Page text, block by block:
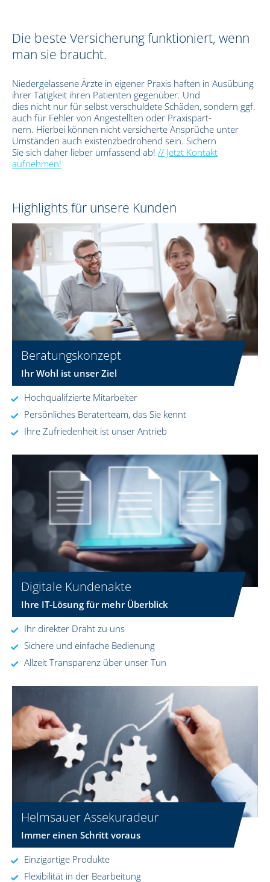
Die beste Versicherung funktioniert, wenn
man sie braucht.
Niedergelassene Ärzte in eigener Praxis haften in Ausübung
ihrer Tätigkeit ihren Patienten gegenüber. Und
dies nicht nur für selbst verschuldete Schäden, sondern ggf.
auch für Fehler von Angestellten oder Praxispart-
nern. Hierbei können nicht versicherte Ansprüche unter
Umständen auch existenzbedrohend sein. Sichern
Sie sich daher lieber umfassend ab! // Jetzt Kontakt
aufnehmen!
Highlights für unsere Kunden
Beratungskonzept
Ihr Wohl ist unser Ziel
Hochqualifzierte Mitarbeiter
Persönliches Beraterteam, das Sie kennt
Ihre Zufriedenheit ist unser Antrieb
Digitale Kundenakte
Ihre IT-Lösung für mehr Überblick
Ihr direkter Draht zu uns
Sichere und einfache Bedienung
Allzeit Transparenz über unser Tun
Helmsauer Assekuradeur
Immer einen Schritt voraus
Einzigartige Produkte
Flexibilität in der Bearbeitung